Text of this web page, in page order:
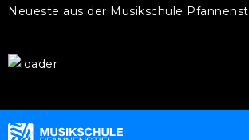
Neueste aus der Musikschule